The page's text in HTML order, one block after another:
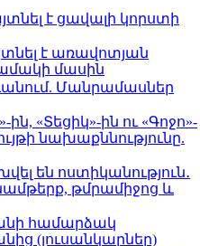
է ցավալի կորստի
է առավոտյան
մասին
Մանրամասներ
«Տեցիկ»-ին ու «Գոջո»-
նախաքննությունը.
են ոստիկանություն․
թմրամիջոց և
համարձակ
(լուսանկարներ)